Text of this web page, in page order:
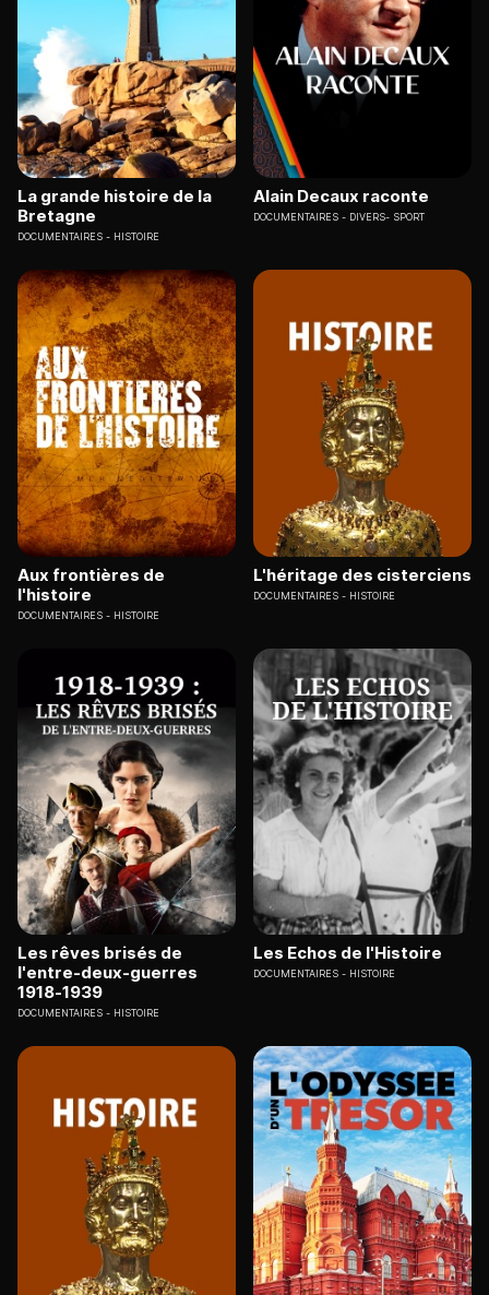
La grande histoire de la
Bretagne
DOCUMENTAIRES HISTOIRE
Alain Decaux raconte
DOCUMENTAIRES DIVERS- SPORT
Aux frontières de
l'histoire
DOCUMENTAIRES HISTOIRE
L'héritage des cisterciens
DOCUMENTAIRES HISTOIRE
Les rêves brisés de
l'entre-deux-guerres
1918-1939
DOCUMENTAIRES HISTOIRE
Les Echos de l'Histoire
DOCUMENTAIRES HISTOIRE